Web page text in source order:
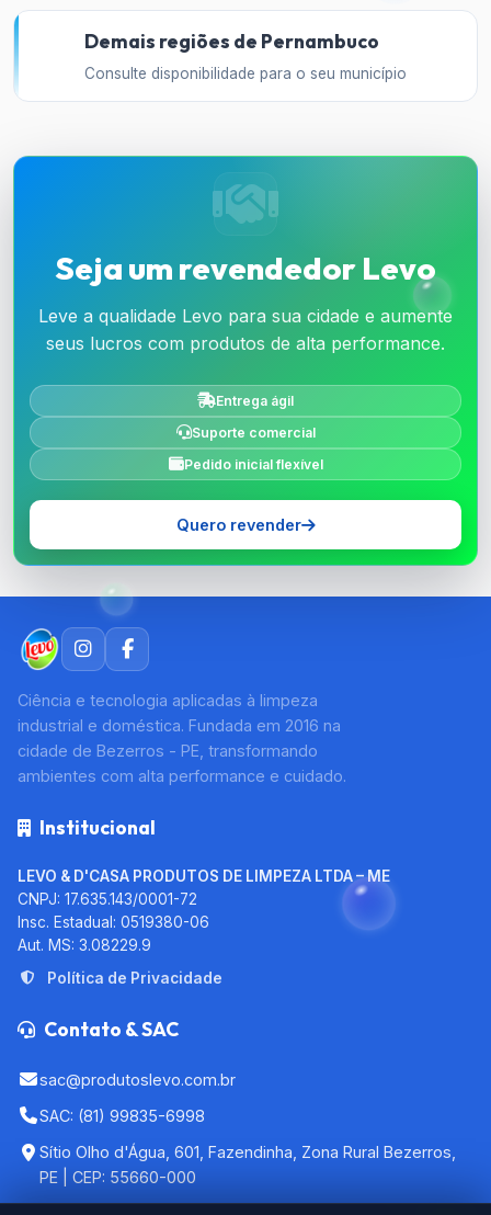
Demais regiões de Pernambuco
Consulte disponibilidade para o seu município
Seja um revendedor Levo
Leve a qualidade Levo para sua cidade e aumente
seus lucros com produtos de alta performance.
Entrega ágil
Suporte comercial
Pedido inicial flexível
Quero revender
Ciência e tecnologia aplicadas à limpeza
industrial e doméstica. Fundada em 2016 na
cidade de Bezerros - PE, transformando
ambientes com alta performance e cuidado.
Institucional
LEVO & D'CASA PRODUTOS DE LIMPEZA LTDA – ME
CNPJ: 17.635.143/0001-72
Insc. Estadual: 0519380-06
Aut. MS: 3.08229.9
Política de Privacidade
Contato & SAC
sac@produtoslevo.com.br
SAC: (81) 99835-6998
Sítio Olho d'Água, 601, Fazendinha, Zona Rural Bezerros,
PE | CEP: 55660-000